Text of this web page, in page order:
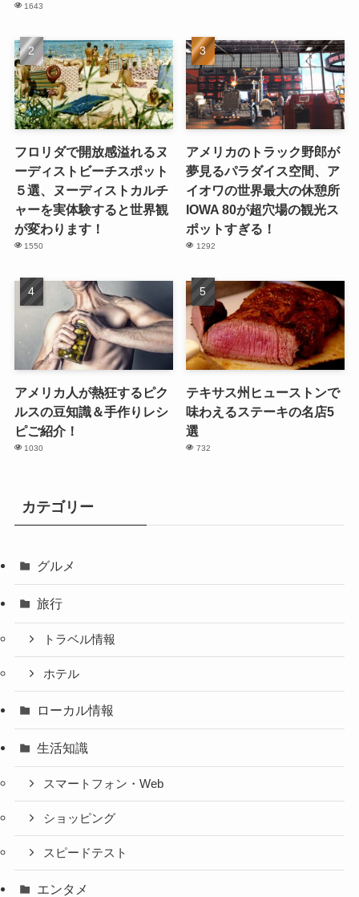
1643
フロリダで開放感溢れるヌ
ーディストビーチスポット
５選、ヌーディストカルチ
ャーを実体験すると世界観
が変わります！
1550
アメリカのトラック野郎が
夢見るパラダイス空間、ア
イオワの世界最大の休憩所
IOWA 80が超穴場の観光ス
ポットすぎる！
1292
アメリカ人が熱狂するピク
ルスの豆知識＆手作りレシ
ピご紹介！
1030
テキサス州ヒューストンで
味わえるステーキの名店5
選
732
カテゴリー
グルメ
旅行
トラベル情報
ホテル
ローカル情報
生活知識
スマートフォン・Web
ショッピング
スピードテスト
エンタメ